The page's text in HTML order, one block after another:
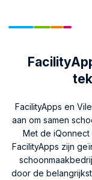
FacilityApps en
aan om samen
Met de
FacilityApps zijn
door de